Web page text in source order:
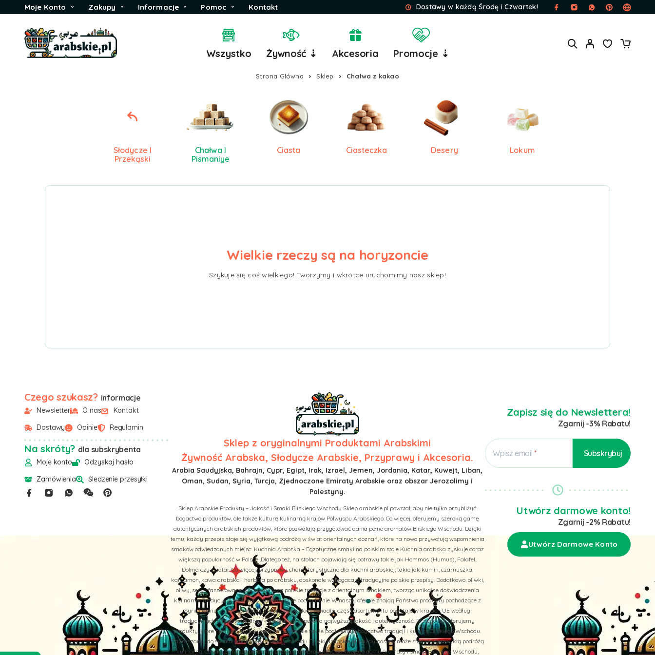
Moje Konto Zakupy Informacje Pomoc Kontakt Dostawy w każdą Środę i Czwartek!
Wszystko Żywność ⇣ Akcesoria Promocje ⇣
Strona Główna Sklep Chałwa z kakao
Słodycze I
Przekąski
Chałwa I
Pismaniye
Ciasta Ciasteczka Desery Lokum
Wielkie rzeczy są na horyzoncie
Szykuje się coś wielkiego! Tworzymy i wkrótce uruchomimy nasz sklep!
Czego szukasz? informacje
Newsletter O nas
Kontakt
Dostawy
Opinie Regulamin
Na skróty? dla subskrybenta
Moje konto
Odzyskaj hasło
Zamówienia
Śledzenie przesyłki
Sklep z oryginalnymi Produktami Arabskimi
Żywność Arabska, Słodycze Arabskie, Przyprawy i Akcesoria.
Arabia Saudyjska, Bahrajn, Cypr, Egipt, Irak, Izrael, Jemen, Jordania, Katar, Kuwejt, Liban,
Oman, Sudan, Syria, Turcja, Zjednoczone Emiraty Arabskie oraz obszar Jerozolimy i
Palestyny.
Sklep Arabskie Produkty – Jakość i Smaki Bliskiego Wschodu Sklep arabskie.pl powstał, aby nie tylko przybliżyć
bogactwo produktów, ale także kulturę kulinarną krajów Półwyspu Arabskiego. Co więcej, oferujemy szeroką gamę
autentycznych arabskich produktów, które pozwalają przygotować dania pełne aromatów Bliskiego Wschodu. Dzięki
temu, każdy przepis staje się wyjątkową podróżą w świat orientalnych doznań, które na nowo przywołują wspomnienia
smaków odwiedzanych miejsc. Kuchnia Arabska – Egzotyczne smaki na polskim stole Kuchnia arabska zyskuje coraz
większą popularność w Polsce. Dlatego też, na stołach pojawiają się potrawy takie jak Hommos (Humus), Falafel,
Dolma czy Zaatar. Co więcej, przyprawy charakterystyczne dla kuchni arabskiej, takie jak kumin, czarnuszka,
kardamon, kawa arabska i herbata po arabsku, doskonale wzbogacają tradycyjne polskie przepisy. Dodatkowo, oliwki,
oliwy, sery i faszerowane warzywa łączą polskie tradycje z orientalnym smakiem, tworząc unikalne doświadczenia
kulinarne. Tradycyjne receptury i autentyczne pochodzenie W naszej ofercie znajdą Państwo produkty pochodzące z
Syrii, Libanu, Turcji, Jordanii i Arabii Saudyjskiej. Ponadto, część asortymentu powstaje w krajach UE według
tradycyjnych bliskowschodnich receptur, co zapewnia najwyższą jakość i autentyczność. Dlatego też, oferujemy
produkty, które nie tylko zachwycają smakiem, ale także podkreślają bogactwo tradycji i kultury Bliskiego Wschodu.
Zapraszamy do świata smaków Bliskiego Wschodu Dzięki arabskie.pl, każdy posiłek może stać się niezwykłą podróżą
kulinarną. Co więcej, nasze produkty pozwalają wprowadzić do Twojego domu aromaty i smaki Bliskiego Wschodu,
Zapisz się do Newslettera!
Zgarnij -3% Rabatu!
Wpisz email
Utwórz darmowe konto!
Zgarnij -2% Rabatu!
Utwórz Darmowe Konto